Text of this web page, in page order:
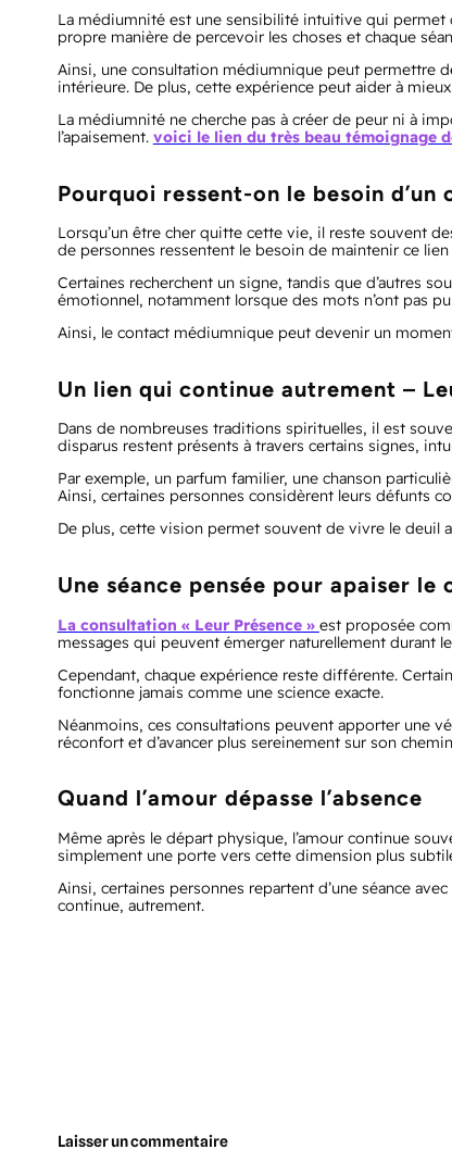
La médiumnité est une sensibilité intuitive qui permet
propre manière de percevoir les choses et chaque
Ainsi, une consultation médiumnique peut permettre
intérieure. De plus, cette expérience peut aider à
La médiumnité ne cherche pas à créer de peur ni à
l’apaisement. voici le lien du très beau témoignage
Pourquoi ressent-on le besoin
Lorsqu’un être cher quitte cette vie, il reste souvent
de personnes ressentent le besoin de maintenir ce
Certaines recherchent un signe, tandis que d’autres
émotionnel, notamment lorsque des mots n’ont pas
Ainsi, le contact médiumnique peut devenir un
Un lien qui continue autrement –
Dans de nombreuses traditions spirituelles, il est
disparus restent présents à travers certains signes,
Par exemple, un parfum familier, une chanson
Ainsi, certaines personnes considèrent leurs défunts
De plus, cette vision permet souvent de vivre le deuil
Une séance pensée pour apaiser
La consultation « Leur Présence » est proposée
messages qui peuvent émerger naturellement durant
Cependant, chaque expérience reste différente.
fonctionne jamais comme une science exacte.
Néanmoins, ces consultations peuvent apporter une
réconfort et d’avancer plus sereinement sur son
Quand l’amour dépasse l’absence
Même après le départ physique, l’amour continue
simplement une porte vers cette dimension plus
Ainsi, certaines personnes repartent d’une séance
continue, autrement.
Laisser un commentaire